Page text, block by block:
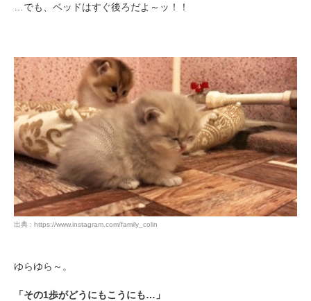
…でも、ベッドはすぐ後ろだよ～ッ！！
出典 : https://www.instagram.com/family_colin
ゆらゆら～。
「その1歩がどうにもこうにも…」